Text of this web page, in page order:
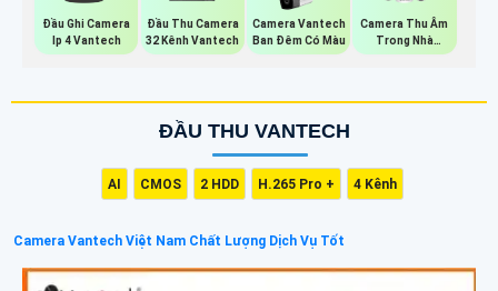
Đầu Ghi Camera
Ip 4 Vantech
Đầu Thu Camera
32 Kênh Vantech
Camera Vantech
Ban Đêm Có Màu
Camera Thu Âm
Trong Nhà
Vantech
ĐẦU THU VANTECH
AI CMOS 2 HDD H.265 Pro + 4 Kênh
Camera Vantech Việt Nam Chất Lượng Dịch Vụ Tốt